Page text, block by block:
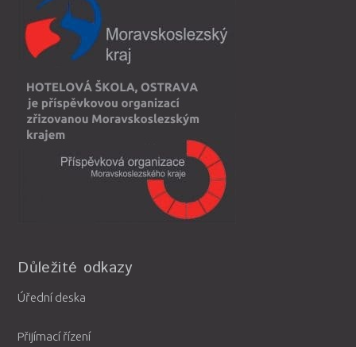
Důležité odkazy
Úřední deska
Přijímací řízení